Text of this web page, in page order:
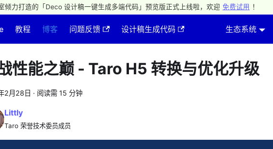
倾力打造的「Deco 设计稿一键生成多端代码」预览版正式上线啦，欢迎 免费试用 ！
教程 博客 问题反馈 设计稿生成代码 生态系统
性能之巅 - Taro H5 转换与优化升级
2月28日 · 阅读需 15 分钟
Littly
Taro 荣誉技术委员成员